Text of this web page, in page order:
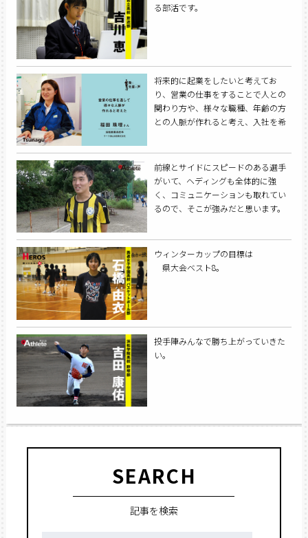
る部活です。
将来的に起業をしたいと考えてお
り、営業の仕事をすることで人との
関わり方や、様々な職種、年齢の方
との人脈が作れると考え、入社を希
前線とサイドにスピードのある選手
がいて、ヘディングも全体的に強
く、コミュニケーションも取れてい
るので、そこが強みだと思います。
ウィンターカップの目標は
県大会ベスト8。
投手陣みんなで勝ち上がっていきた
い。
SEARCH
記事を検索